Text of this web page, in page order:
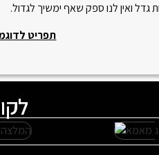
גדל ואין לנו ספק שאף ימשיך לגדול.
תפריט